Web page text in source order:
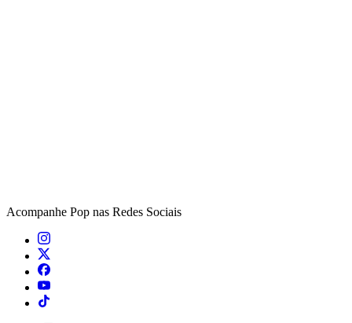
Acompanhe Pop nas Redes Sociais